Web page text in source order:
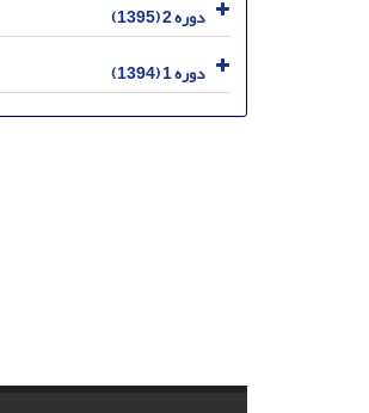
دوره 2 (1395)
دوره 1 (1394)